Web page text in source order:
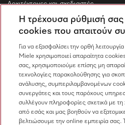
Αρχιτέκτονες και σχεδιαστές
Για εμπορικούς συνεργάτες
Επικοινωνία
Επισκόπηση επικοινωνίας
Πωλήσεις
210 6794444
Η τρέχουσα ρύθμισή σας
cookies που απαιτούν
Για να εξασφαλίσει την ορθή
Miele χρησιμοποιεί απαραίτητα
σας, χρησιμοποιούμε επίσης μη
τεχνολογίες παρακολούθησης για
ανάλυσης, συμπεριλαμβανομένων
συνεργάτες και τους παρόχους
συλλέγουν πληροφορίες σχετικά με τη
από εσάς και μας βοηθούν να
βελτιώσουμε την online εμπειρία σας.